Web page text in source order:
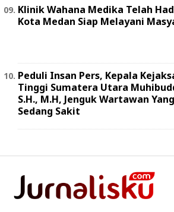
Klinik Wahana Medika Telah
Kota Medan Siap Melayani
Peduli Insan Pers, Kepala
Tinggi Sumatera Utara
S.H., M.H, Jenguk Wartawan Yang
Sedang Sakit